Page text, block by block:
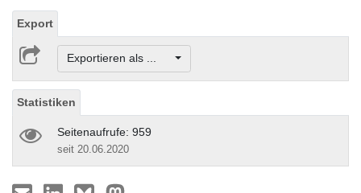
Export
Exportieren als ...
Statistiken
Seitenaufrufe: 959
seit 20.06.2020